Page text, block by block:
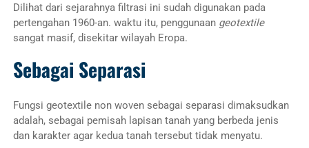
Dilihat dari sejarahnya filtrasi ini sudah digunakan pada
pertengahan 1960-an. waktu itu, penggunaan geotextile
sangat masif, disekitar wilayah Eropa.
Sebagai Separasi
Fungsi geotextile non woven sebagai separasi dimaksudkan
adalah, sebagai pemisah lapisan tanah yang berbeda jenis
dan karakter agar kedua tanah tersebut tidak menyatu.